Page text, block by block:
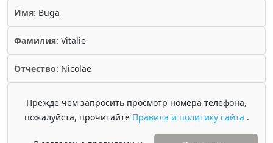
Имя: Buga
Фамилия: Vitalie
Отчество: Nicolae
Прежде чем запросить просмотр номера телефона,
пожалуйста, прочитайте Правила и политику сайта .